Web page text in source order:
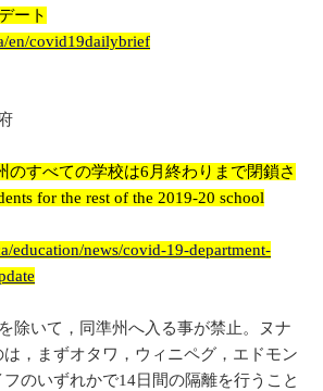
ート
en/covid19dailybrief
のすべての学校は6月終わりまで閉鎖さ
for the rest of the 2019-20 school
education/news/covid-19-department-
除いて，同準州へ入る事が禁止。ヌナ
，まずオタワ，ウィニペグ，エドモン
フのいずれかで14日間の隔離を行うこと